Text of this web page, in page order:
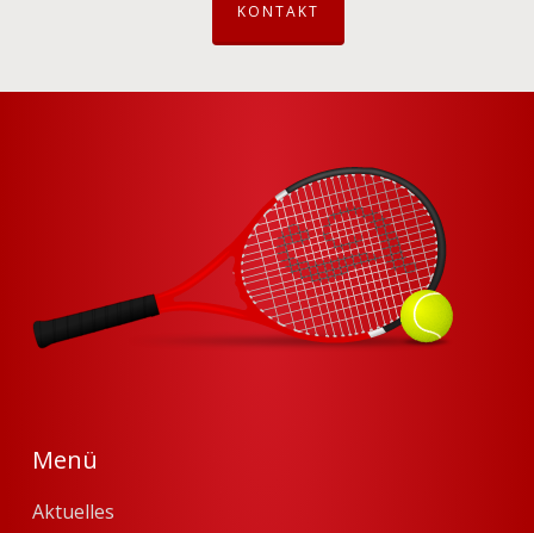
KONTAKT
Menü
Aktuelles